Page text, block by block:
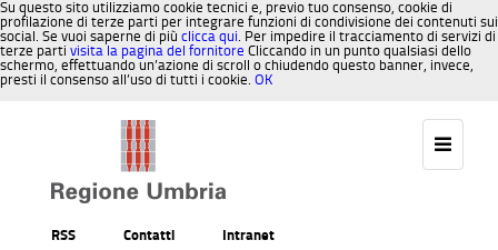
Su questo sito utilizziamo cookie tecnici e, previo tuo consenso, cookie di
profilazione di terze parti per integrare funzioni di condivisione dei contenuti sui
social. Se vuoi saperne di più clicca qui. Per impedire il tracciamento di servizi di
terze parti visita la pagina del fornitore Cliccando in un punto qualsiasi dello
schermo, effettuando un’azione di scroll o chiudendo questo banner, invece,
presti il consenso all’uso di tutti i cookie. OK
RSS Contatti Intranet